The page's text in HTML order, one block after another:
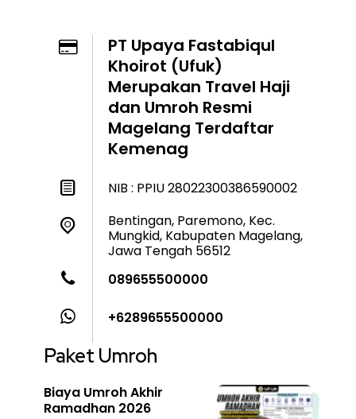
PT Upaya Fastabiqul
Khoirot (Ufuk)
Merupakan Travel Haji
dan Umroh Resmi
Magelang Terdaftar
Kemenag
NIB : PPIU 28022300386590002
Bentingan, Paremono, Kec.
Mungkid, Kabupaten Magelang,
Jawa Tengah 56512
089655500000
+6289655500000
Paket Umroh
Biaya Umroh Akhir
Ramadhan 2026